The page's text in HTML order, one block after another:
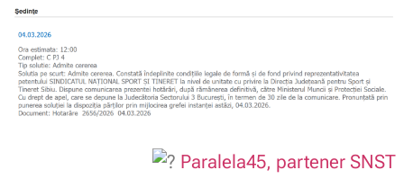
Paralela45, partener SNST